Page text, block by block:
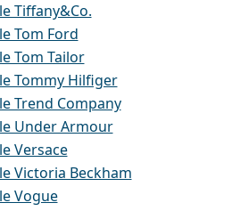
Tiffany&Co.
Tom Ford
Tom Tailor
Tommy Hilfiger
Trend Company
Under Armour
Versace
Victoria Beckham
Vogue